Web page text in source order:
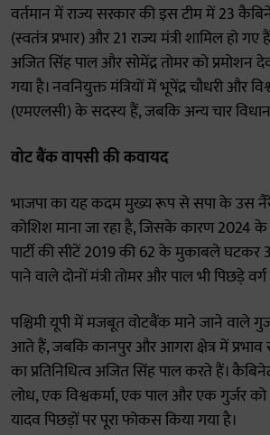
वर्तमान में राज्य सरकार की इस टीम में 23
(स्वतंत्र प्रभार) और 21 राज्य मंत्री शामिल हो गए
अजित सिंह पाल और सोमेंद्र तोमर को प्रमोशन
गया है। नवनियुक्त मंत्रियों में भूपेंद्र चौधरी और
(एमएलसी) के सदस्य हैं, जबकि अन्य चार
वोट बैंक वापसी की कवायद
भाजपा का यह कदम मुख्य रूप से सपा के उस
कोशिश माना जा रहा है, जिसके कारण 2024
पार्टी की सीटें 2019 की 62 के मुकाबले घटकर
पाने वाले दोनों मंत्री तोमर और पाल भी पिछड़े
पश्चिमी यूपी में मजबूत वोटबैंक माने जाने वाले
आते हैं, जबकि कानपुर और आगरा क्षेत्र में
का प्रतिनिधित्व अजित सिंह पाल करते हैं।
लोध, एक विश्वकर्मा, एक पाल और एक गुर्जर
यादव पिछड़ों पर पूरा फोकस किया गया है।